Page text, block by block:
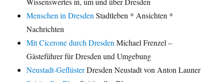
Menschen in DresdenStadtleben * Ansichten *
Nachrichten
Mit Cicerone durch DresdenMichael Frenzel –
Gästeführer für Dresden und Umgebung
Neustadt-GeflüsterDresden Neustadt von Anton Launer